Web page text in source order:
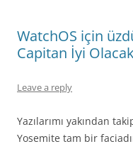
WatchOS için
Capitan İyi Olacak
Leave a reply
Yazılarımı yakından
Yosemite tam bir